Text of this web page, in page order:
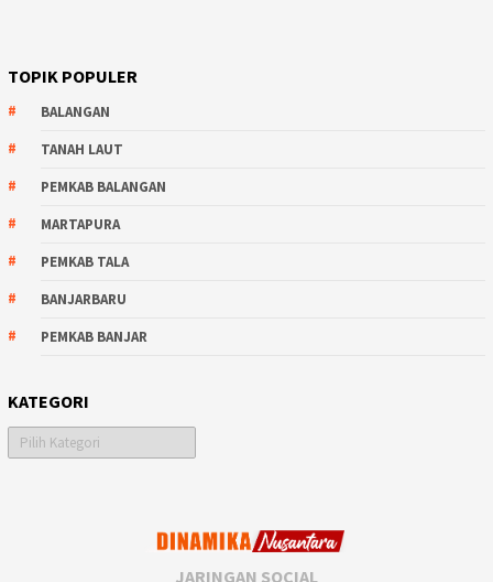
TOPIK POPULER
BALANGAN
TANAH LAUT
PEMKAB BALANGAN
MARTAPURA
PEMKAB TALA
BANJARBARU
PEMKAB BANJAR
KATEGORI
Kategori
JARINGAN SOCIAL